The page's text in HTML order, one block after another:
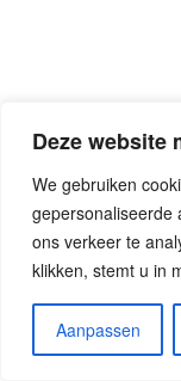
Deze website
We gebruiken
gepersonaliseerde
ons verkeer te
klikken, stemt u in
Aanpassen